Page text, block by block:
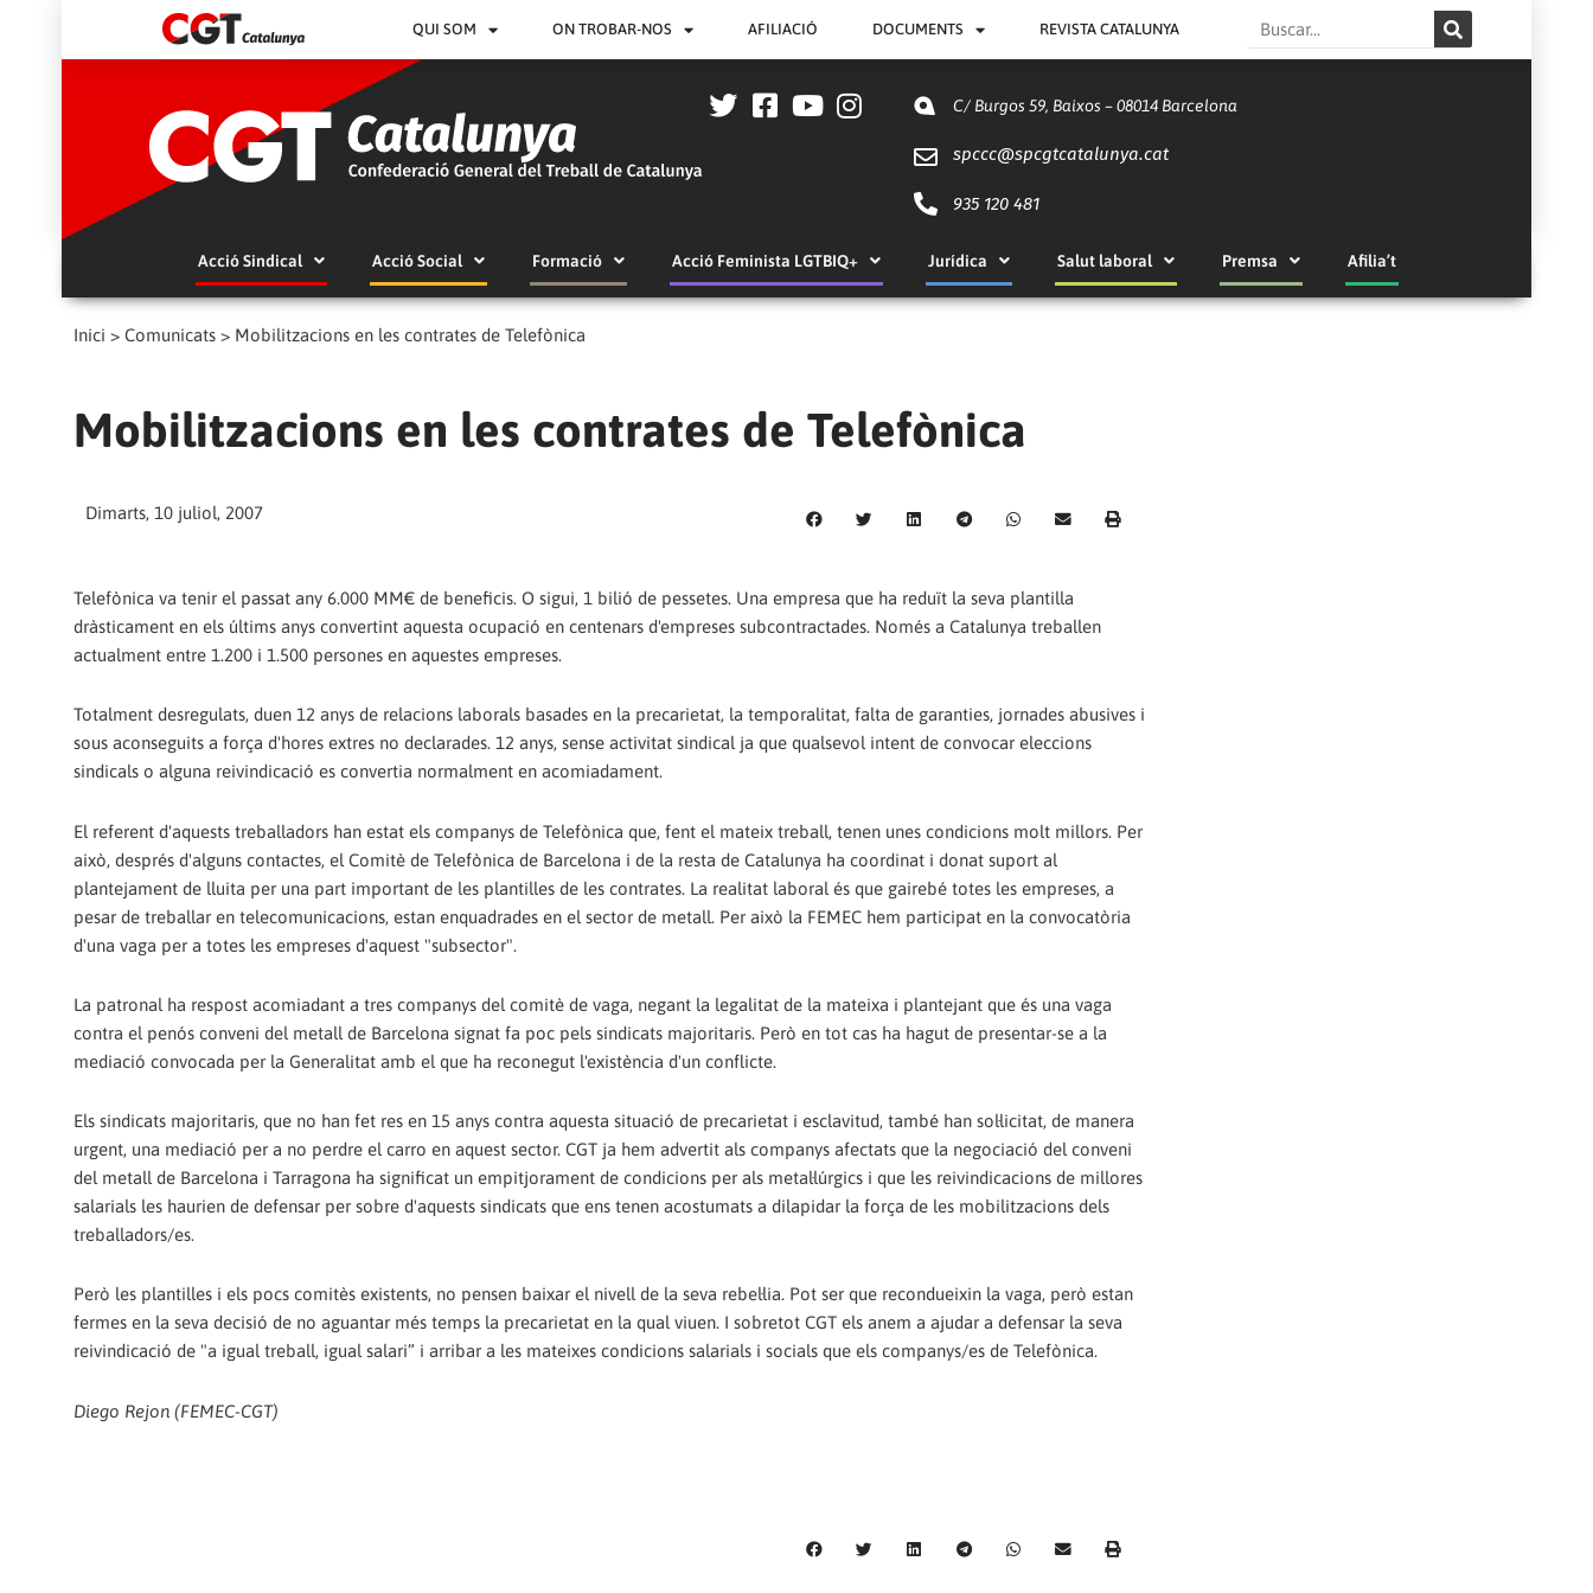
QUI SOM ON TROBAR-NOS AFILIACIÓ DOCUMENTS REVISTA CATALUNYA Search
C/ Burgos 59, Baixos – 08014 Barcelona
spccc@spcgtcatalunya.cat
935 120 481
Acció Sindical Acció Social Formació Acció Feminista LGTBIQ+ Jurídica Salut laboral Premsa Afilia’t
Inici > Comunicats > Mobilitzacions en les contrates de Telefònica
Mobilitzacions en les contrates de Telefònica
Dimarts, 10 juliol, 2007
Telefònica va tenir el passat any 6.000 MM€ de beneficis. O sigui, 1 bilió de pessetes. Una empresa que ha reduït la seva plantilla
dràsticament en els últims anys convertint aquesta ocupació en centenars d'empreses subcontractades. Només a Catalunya treballen
actualment entre 1.200 i 1.500 persones en aquestes empreses.
Totalment desregulats, duen 12 anys de relacions laborals basades en la precarietat, la temporalitat, falta de garanties, jornades abusives i
sous aconseguits a força d'hores extres no declarades. 12 anys, sense activitat sindical ja que qualsevol intent de convocar eleccions
sindicals o alguna reivindicació es convertia normalment en acomiadament.
El referent d'aquests treballadors han estat els companys de Telefònica que, fent el mateix treball, tenen unes condicions molt millors. Per
això, després d'alguns contactes, el Comitè de Telefònica de Barcelona i de la resta de Catalunya ha coordinat i donat suport al
plantejament de lluita per una part important de les plantilles de les contrates. La realitat laboral és que gairebé totes les empreses, a
pesar de treballar en telecomunicacions, estan enquadrades en el sector de metall. Per això la FEMEC hem participat en la convocatòria
d'una vaga per a totes les empreses d'aquest "subsector".
La patronal ha respost acomiadant a tres companys del comitè de vaga, negant la legalitat de la mateixa i plantejant que és una vaga
contra el penós conveni del metall de Barcelona signat fa poc pels sindicats majoritaris. Però en tot cas ha hagut de presentar-se a la
mediació convocada per la Generalitat amb el que ha reconegut l'existència d'un conflicte.
Els sindicats majoritaris, que no han fet res en 15 anys contra aquesta situació de precarietat i esclavitud, també han sol·licitat, de manera
urgent, una mediació per a no perdre el carro en aquest sector. CGT ja hem advertit als companys afectats que la negociació del conveni
del metall de Barcelona i Tarragona ha significat un empitjorament de condicions per als metal·lúrgics i que les reivindicacions de millores
salarials les haurien de defensar per sobre d'aquests sindicats que ens tenen acostumats a dilapidar la força de les mobilitzacions dels
treballadors/es.
Però les plantilles i els pocs comitès existents, no pensen baixar el nivell de la seva rebel·lia. Pot ser que recondueixin la vaga, però estan
fermes en la seva decisió de no aguantar més temps la precarietat en la qual viuen. I sobretot CGT els anem a ajudar a defensar la seva
reivindicació de "a igual treball, igual salari” i arribar a les mateixes condicions salarials i socials que els companys/es de Telefònica.
Diego Rejon (FEMEC-CGT)